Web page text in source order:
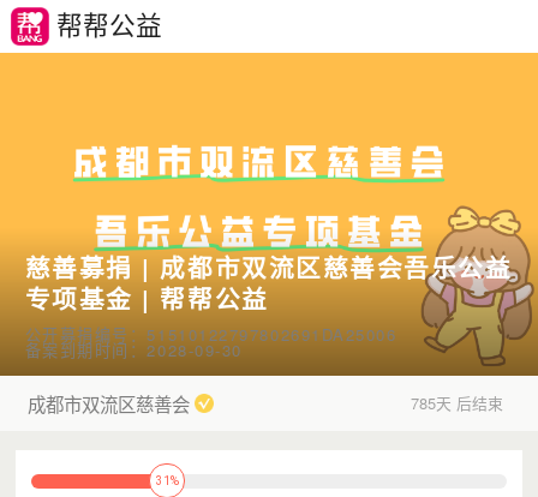
帮帮公益
慈善募捐 | 成都市双流区慈善会吾乐公益
专项基金 | 帮帮公益
公开募捐编号：51510122797802691DA25006
备案到期时间：2028-09-30
成都市双流区慈善会 785天 后结束
31%